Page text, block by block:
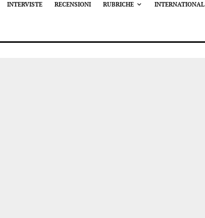
INTERVISTE RECENSIONI RUBRICHE INTERNATIONAL